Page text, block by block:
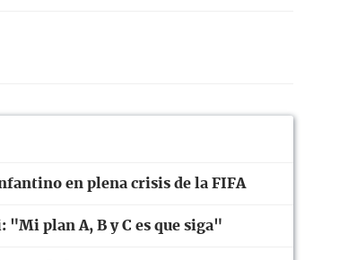
en plena crisis de la FIFA
plan A, B y C es que siga"